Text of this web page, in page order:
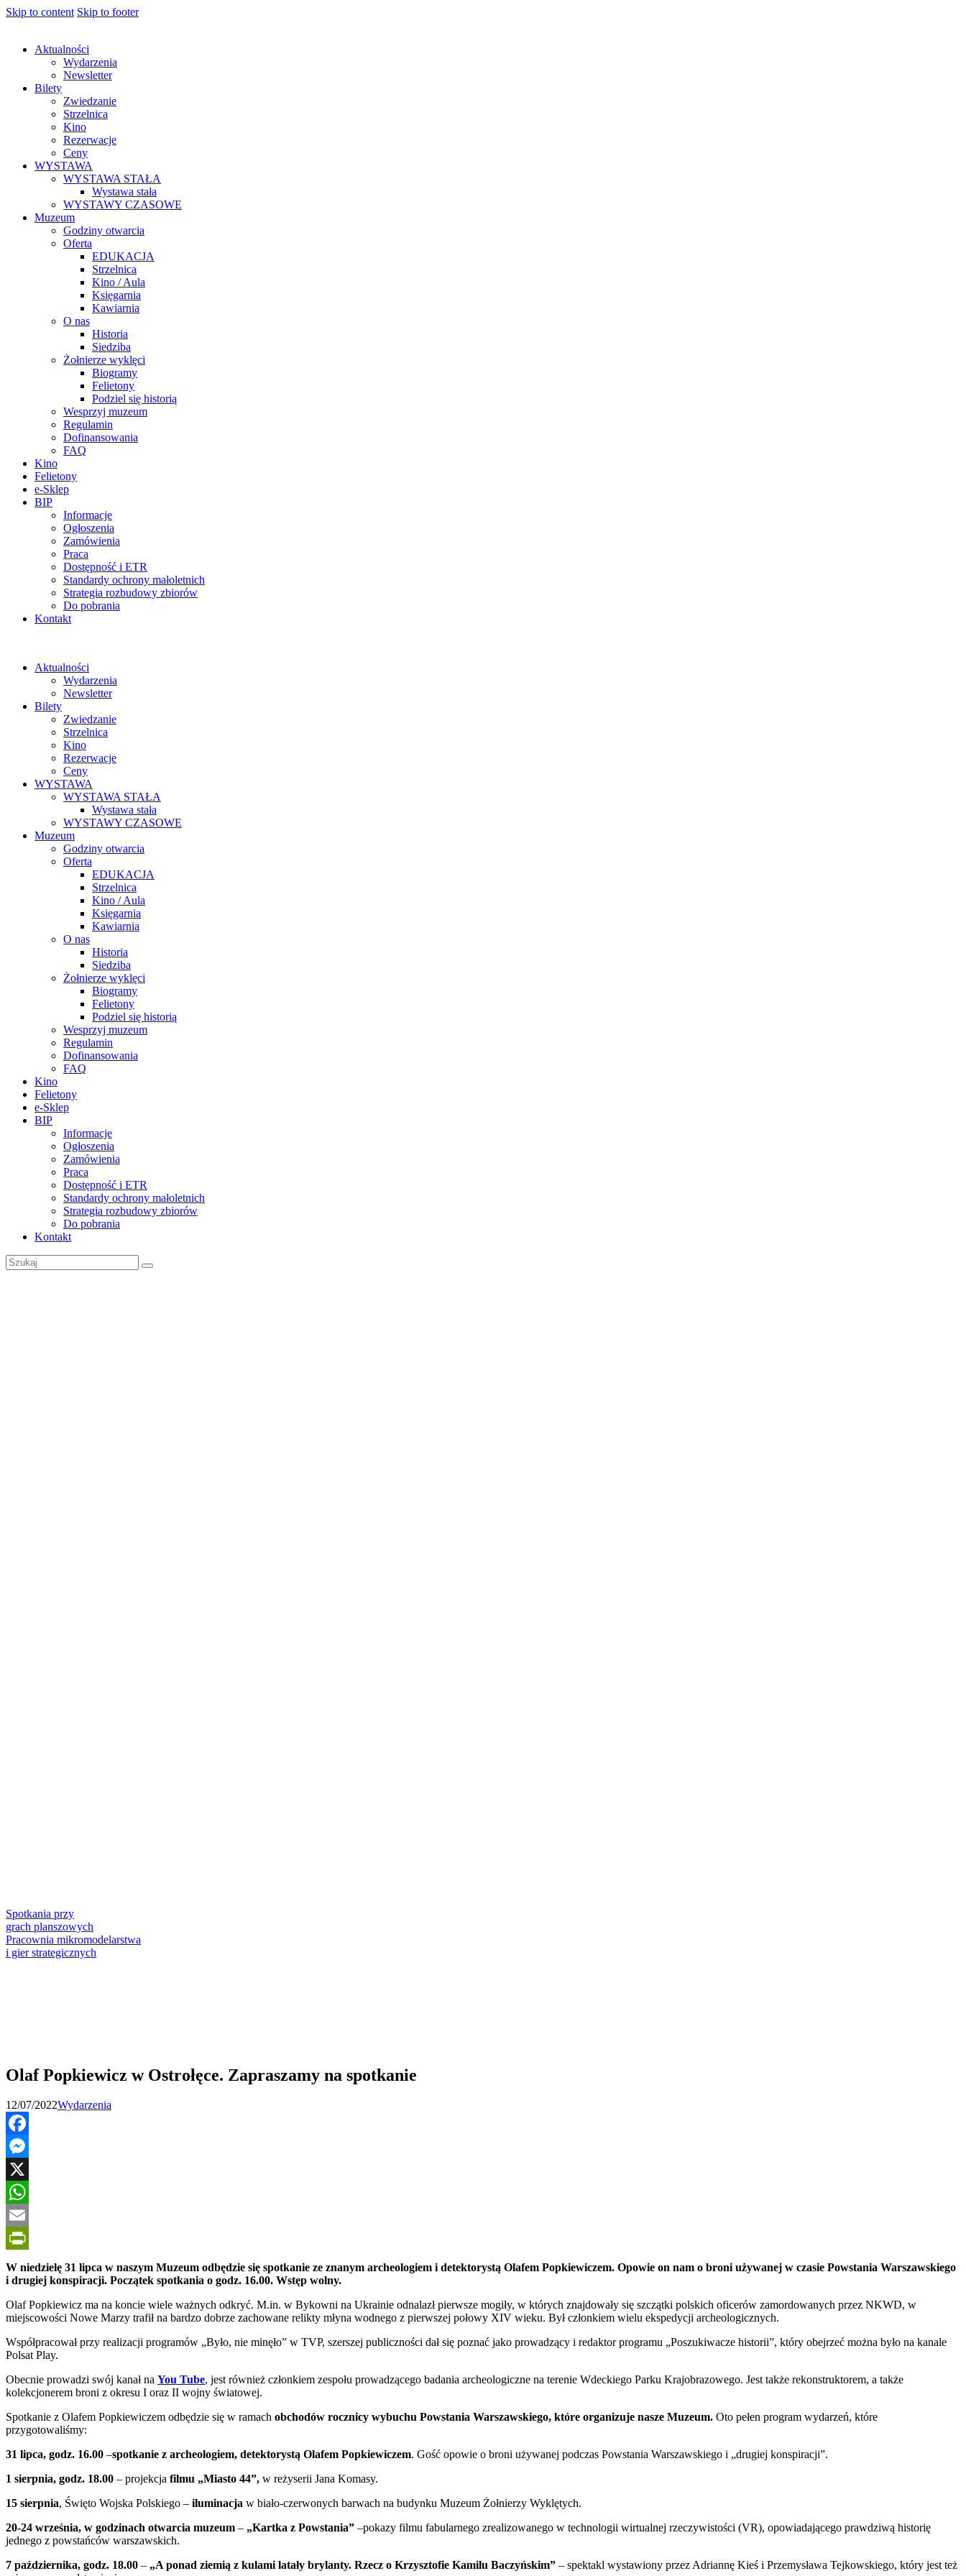
Skip to content Skip to footer
Aktualności
Wydarzenia
Newsletter
Bilety
Zwiedzanie
Strzelnica
Kino
Rezerwacje
Ceny
WYSTAWA
WYSTAWA STAŁA
Wystawa stała
WYSTAWY CZASOWE
Muzeum
Godziny otwarcia
Oferta
EDUKACJA
Strzelnica
Kino / Aula
Księgarnia
Kawiarnia
O nas
Historia
Siedziba
Żołnierze wyklęci
Biogramy
Felietony
Podziel się historią
Wesprzyj muzeum
Regulamin
Dofinansowania
FAQ
Kino
Felietony
e-Sklep
BIP
Informacje
Ogłoszenia
Zamówienia
Praca
Dostępność i ETR
Standardy ochrony małoletnich
Strategia rozbudowy zbiorów
Do pobrania
Kontakt
Aktualności
Wydarzenia
Newsletter
Bilety
Zwiedzanie
Strzelnica
Kino
Rezerwacje
Ceny
WYSTAWA
WYSTAWA STAŁA
Wystawa stała
WYSTAWY CZASOWE
Muzeum
Godziny otwarcia
Oferta
EDUKACJA
Strzelnica
Kino / Aula
Księgarnia
Kawiarnia
O nas
Historia
Siedziba
Żołnierze wyklęci
Biogramy
Felietony
Podziel się historią
Wesprzyj muzeum
Regulamin
Dofinansowania
FAQ
Kino
Felietony
e-Sklep
BIP
Informacje
Ogłoszenia
Zamówienia
Praca
Dostępność i ETR
Standardy ochrony małoletnich
Strategia rozbudowy zbiorów
Do pobrania
Kontakt
Spotkania przy
grach planszowych
Pracownia mikromodelarstwa
i gier strategicznych
Olaf Popkiewicz w Ostrołęce. Zapraszamy na spotkanie
12/07/2022Wydarzenia
Facebook
Messenger
X
WhatsApp
Email
PrintFriendly
W niedzielę 31 lipca w naszym Muzeum odbędzie się spotkanie ze znanym archeologiem i detektorystą Olafem Popkiewiczem. Opowie on nam o broni używanej w czasie Powstania Warszawskiego
i drugiej konspiracji. Początek spotkania o godz. 16.00. Wstęp wolny.
Olaf Popkiewicz ma na koncie wiele ważnych odkryć. M.in. w Bykowni na Ukrainie odnalazł pierwsze mogiły, w których znajdowały się szczątki polskich oficerów zamordowanych przez NKWD, w
miejscowości Nowe Marzy trafił na bardzo dobrze zachowane relikty młyna wodnego z pierwszej połowy XIV wieku. Był członkiem wielu ekspedycji archeologicznych.
Współpracował przy realizacji programów „Było, nie minęło” w TVP, szerszej publiczności dał się poznać jako prowadzący i redaktor programu „Poszukiwacze historii”, który obejrzeć można było na kanale
Polsat Play.
Obecnie prowadzi swój kanał na You Tube, jest również członkiem zespołu prowadzącego badania archeologiczne na terenie Wdeckiego Parku Krajobrazowego. Jest także rekonstruktorem, a także
kolekcjonerem broni z okresu I oraz II wojny światowej.
Spotkanie z Olafem Popkiewiczem odbędzie się w ramach obchodów rocznicy wybuchu Powstania Warszawskiego, które organizuje nasze Muzeum. Oto pełen program wydarzeń, które
przygotowaliśmy:
31 lipca, godz. 16.00 –spotkanie z archeologiem, detektorystą Olafem Popkiewiczem. Gość opowie o broni używanej podczas Powstania Warszawskiego i „drugiej konspiracji”.
1 sierpnia, godz. 18.00 – projekcja filmu „Miasto 44”, w reżyserii Jana Komasy.
15 sierpnia, Święto Wojska Polskiego – iluminacja w biało-czerwonych barwach na budynku Muzeum Żołnierzy Wyklętych.
20-24 września, w godzinach otwarcia muzeum – „Kartka z Powstania” –pokazy filmu fabularnego zrealizowanego w technologii wirtualnej rzeczywistości (VR), opowiadającego prawdziwą historię
jednego z powstańców warszawskich.
7 października, godz. 18.00 – „A ponad ziemią z kulami latały brylanty. Rzecz o Krzysztofie Kamilu Baczyńskim” – spektakl wystawiony przez Adriannę Kieś i Przemysława Tejkowskiego, który jest też